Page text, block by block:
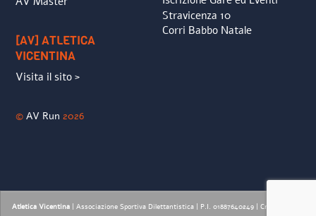
[AV] ATLETICA
VICENTINA
Visita il sito >
Stravicenza 10
Corri Babbo Natale
©AV Run 2026
Atletica Vicentina | Associazione Sportiva Dilettantistica | P.I. 01887640249 | Credits